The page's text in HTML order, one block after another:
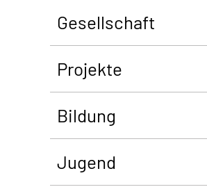
Gesellschaft
Projekte
Bildung
Jugend